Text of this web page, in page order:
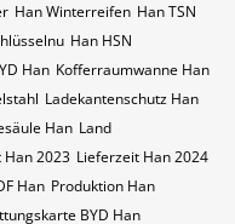
Han Winterreifen Han​​​​ TSN
Han​​​​​ HSN
Han Kofferraumwanne Han
Ladekantenschutz Han
Han Land
Han 2023 Lieferzeit Han 2024
Han Produktion Han
BYD Han